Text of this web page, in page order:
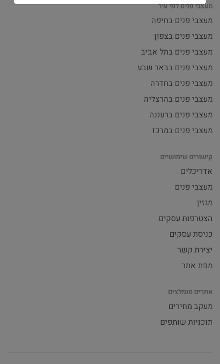
מעצבי פנים לפי עיר
מעצבי פנים בחיפה
מעצבי פנים בצפון
מעצבי פנים בתל אביב
מעצבי פנים בבאר שבע
מעצבי פנים בחדרה
מעצבי פנים בהרצליה
מעצבי פנים ברעננה
מעצבי פנים במרכז
קישורים שימושיים
אדריכלים
מעצבי פנים
מגזין
הצטרפות עסקים
כניסת עסקים
יצירת קשר
מפת אתר
אתרים מומלצים
מעקב מחירים
תוכניות שותפים